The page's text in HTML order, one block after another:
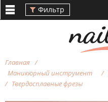
Фильтр
Главная
Маникюрный инструмент
Твердосплавные фрезы